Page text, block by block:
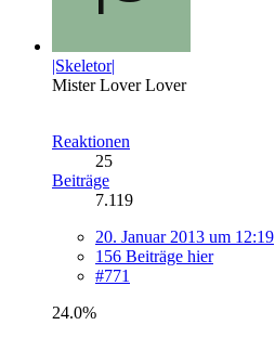
|Skeletor|
Mister Lover Lover
Reaktionen
25
Beiträge
7.119
20. Januar 2013 um 12:19
156 Beiträge hier
#771
24.0%